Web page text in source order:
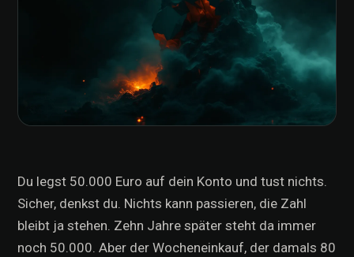
Du legst 50.000 Euro auf dein Konto und tust nichts.
Sicher, denkst du. Nichts kann passieren, die Zahl
bleibt ja stehen. Zehn Jahre später steht da immer
noch 50.000. Aber der Wocheneinkauf, der damals 80